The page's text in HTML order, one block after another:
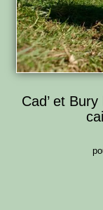
Cad’ et